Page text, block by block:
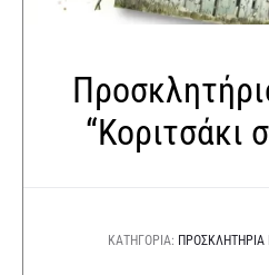
“Κοριτσάκι
ΚΑΤΗΓΟΡΊΑ: ΠΡΟΣΚΛΗΤΉΡΙΑ